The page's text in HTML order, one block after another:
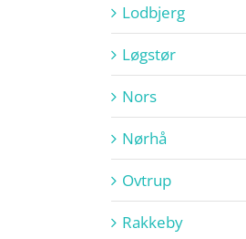
Lodbjerg
Løgstør
Nors
Nørhå
Ovtrup
Rakkeby